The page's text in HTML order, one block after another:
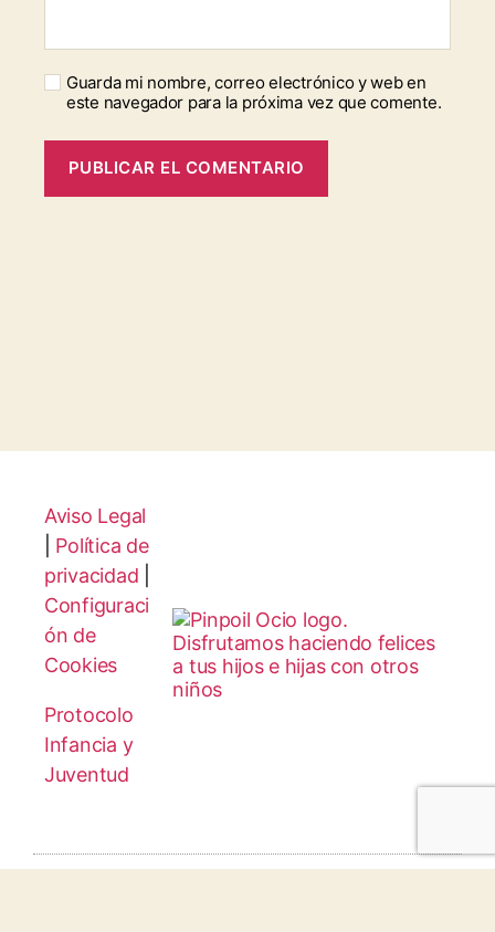
Guarda mi nombre, correo electrónico y web en
este navegador para la próxima vez que comente.
Aviso Legal
Política de
privacidad
Configuraci
ón de
Cookies
Protocolo
Infancia y
Juventud